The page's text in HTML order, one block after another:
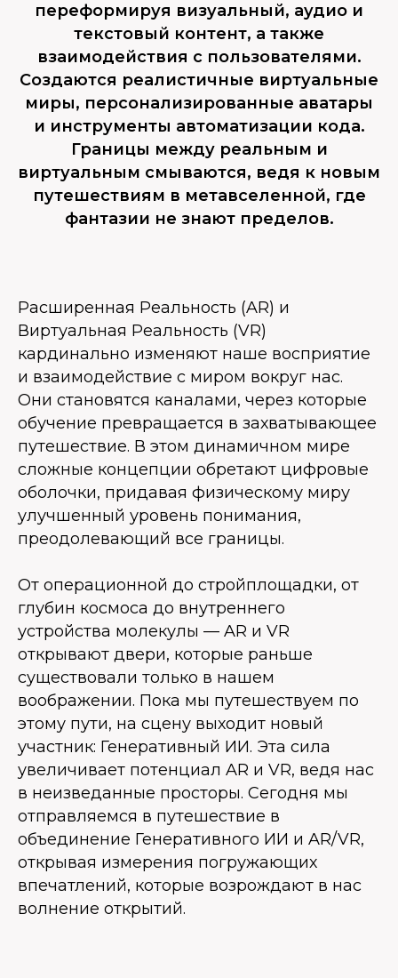
переформируя визуальный, аудио и
текстовый контент, а также
взаимодействия с пользователями.
Создаются реалистичные виртуальные
миры, персонализированные аватары
и инструменты автоматизации кода.
Границы между реальным и
виртуальным смываются, ведя к новым
путешествиям в метавселенной, где
фантазии не знают пределов.
Расширенная Реальность (AR) и
Виртуальная Реальность (VR)
кардинально изменяют наше восприятие
и взаимодействие с миром вокруг нас.
Они становятся каналами, через которые
обучение превращается в захватывающее
путешествие. В этом динамичном мире
сложные концепции обретают цифровые
оболочки, придавая физическому миру
улучшенный уровень понимания,
преодолевающий все границы.
От операционной до стройплощадки, от
глубин космоса до внутреннего
устройства молекулы — AR и VR
открывают двери, которые раньше
существовали только в нашем
воображении. Пока мы путешествуем по
этому пути, на сцену выходит новый
участник: Генеративный ИИ. Эта сила
увеличивает потенциал AR и VR, ведя нас
в неизведанные просторы. Сегодня мы
отправляемся в путешествие в
объединение Генеративного ИИ и AR/VR,
открывая измерения погружающих
впечатлений, которые возрождают в нас
волнение открытий.